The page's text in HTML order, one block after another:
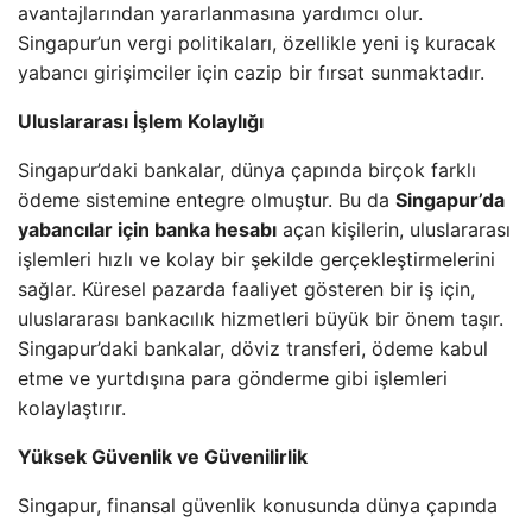
avantajlarından yararlanmasına yardımcı olur.
Singapur’un vergi politikaları, özellikle yeni iş kuracak
yabancı girişimciler için cazip bir fırsat sunmaktadır.
Uluslararası İşlem Kolaylığı
Singapur’daki bankalar, dünya çapında birçok farklı
ödeme sistemine entegre olmuştur. Bu da Singapur’da
yabancılar için banka hesabı açan kişilerin, uluslararası
işlemleri hızlı ve kolay bir şekilde gerçekleştirmelerini
sağlar. Küresel pazarda faaliyet gösteren bir iş için,
uluslararası bankacılık hizmetleri büyük bir önem taşır.
Singapur’daki bankalar, döviz transferi, ödeme kabul
etme ve yurtdışına para gönderme gibi işlemleri
kolaylaştırır.
Yüksek Güvenlik ve Güvenilirlik
Singapur, finansal güvenlik konusunda dünya çapında